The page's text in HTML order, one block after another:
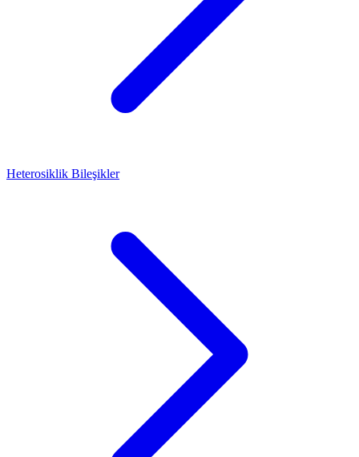
Heterosiklik Bileşikler